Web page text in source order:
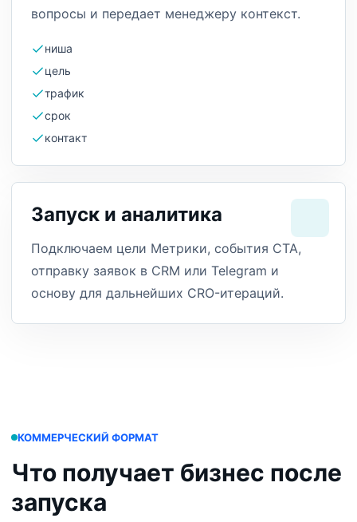
вопросы и передает менеджеру контекст.
ниша
цель
трафик
срок
контакт
Запуск и аналитика
Подключаем цели Метрики, события CTA,
отправку заявок в CRM или Telegram и
основу для дальнейших CRO-итераций.
КОММЕРЧЕСКИЙ ФОРМАТ
Что получает бизнес после
запуска